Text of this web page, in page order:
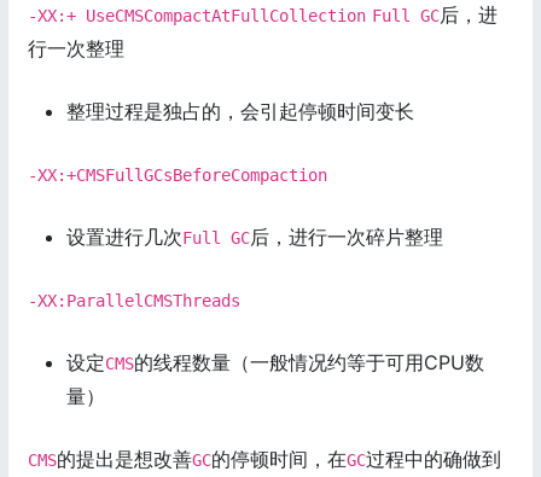
-XX:+ UseCMSCompactAtFullCollection Full GC后，进
行一次整理
整理过程是独占的，会引起停顿时间变长
-XX:+CMSFullGCsBeforeCompaction
设置进行几次Full GC后，进行一次碎片整理
-XX:ParallelCMSThreads
设定CMS的线程数量（一般情况约等于可用CPU数
量）
CMS的提出是想改善GC的停顿时间，在GC过程中的确做到